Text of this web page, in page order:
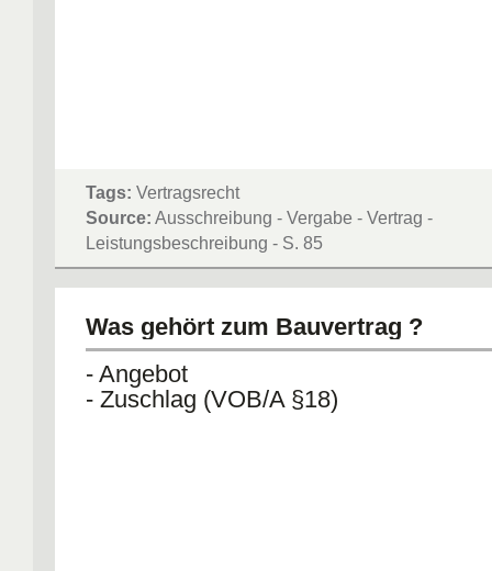
Tags: Vertragsrecht
Source: Ausschreibung - Vergabe - Vertrag -
Leistungsbeschreibung - S. 85
Was gehört zum Bauvertrag ?
- Angebot
- Zuschlag (VOB/A §18)